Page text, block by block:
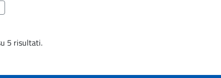
5 risultati.